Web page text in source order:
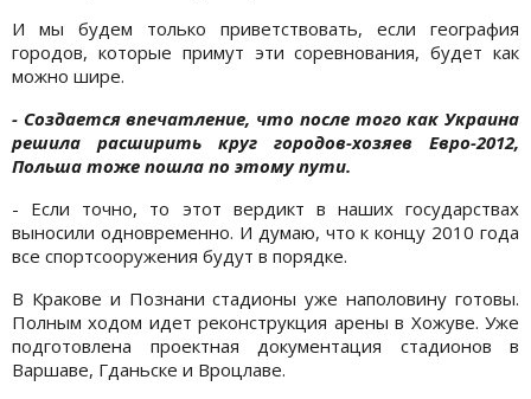
И мы будем только приветствовать, если география
городов, которые примут эти соревнования, будет как
можно шире.
- Создается впечатление, что после того как Украина
решила расширить круг городов-хозяев Евро-2012,
Польша тоже пошла по этому пути.
- Если точно, то этот вердикт в наших государствах
выносили одновременно. И думаю, что к концу 2010 года
все спортсооружения будут в порядке.
В Кракове и Познани стадионы уже наполовину готовы.
Полным ходом идет реконструкция арены в Хожуве. Уже
подготовлена проектная документация стадионов в
Варшаве, Гданьске и Вроцлаве.